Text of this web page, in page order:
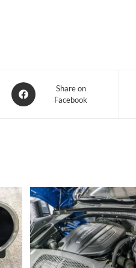
Opens
in
Share on
Facebook